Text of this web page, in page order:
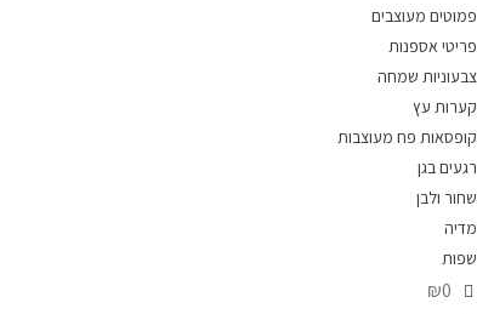
פמוטים מעוצבים
פריטי אספנות
צבעוניות שמחה
קערות עץ
קופסאות פח מעוצבות
רגעים בגן
שחור ולבן
מדיה
שפות
₪0